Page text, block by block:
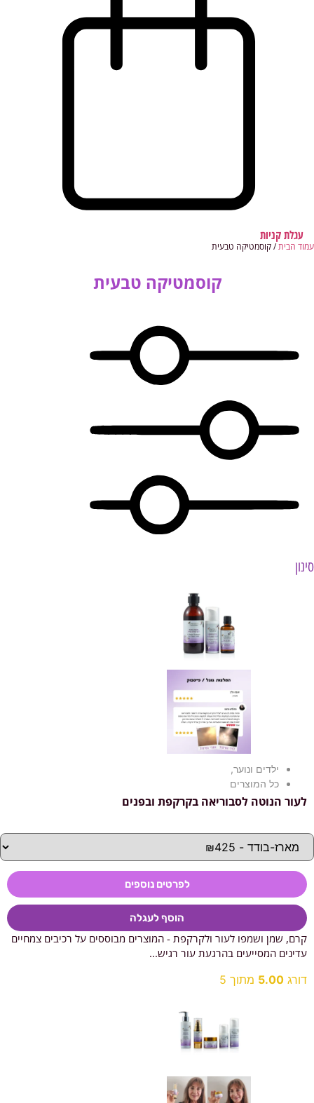
עגלת קניות
עמוד הבית/ קוסמטיקה טבעית
קוסמטיקה טבעית
סינון
ילדים ונוער,
כל המוצרים
לעור הנוטה לסבוריאה בקרקפת ובפנים
לפרטים נוספים
הוסף לעגלה
קרם, שמן ושמפו לעור ולקרקפת - המוצרים מבוססים על רכיבים צמחיים
עדינים המסייעים בהרגעת עור רגיש...
דורג 5.00 מתוך 5